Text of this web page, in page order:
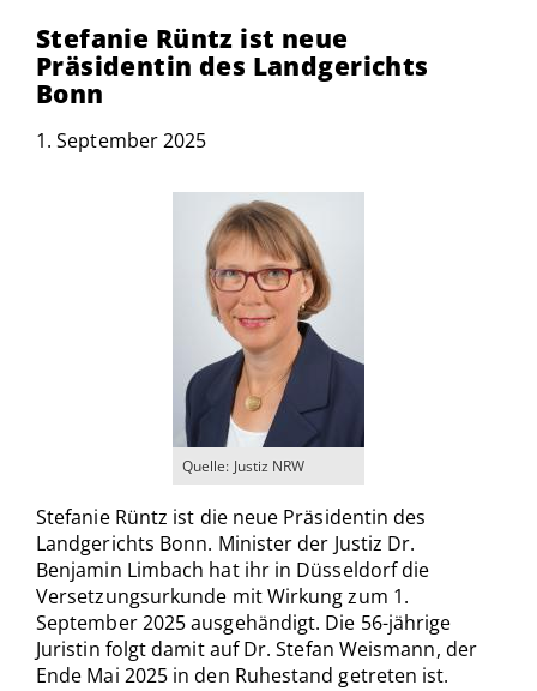
Stefanie Rüntz ist neue
Präsidentin des Landgerichts
Bonn
1. September 2025
Quelle: Justiz NRW
Stefanie Rüntz ist die neue Präsidentin des
Landgerichts Bonn. Minister der Justiz Dr.
Benjamin Limbach hat ihr in Düsseldorf die
Versetzungsurkunde mit Wirkung zum 1.
September 2025 ausgehändigt. Die 56-jährige
Juristin folgt damit auf Dr. Stefan Weismann, der
Ende Mai 2025 in den Ruhestand getreten ist.